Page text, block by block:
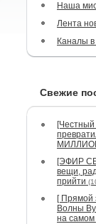
Наша
Лента
Каналы
Свежие
[ЭФИР
вещи,
прийти
[ Прямой
Волны
на